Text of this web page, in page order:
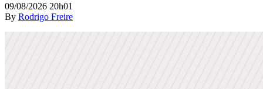
09/08/2026 20h01
By Rodrigo Freire